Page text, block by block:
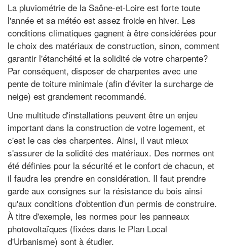
La pluviométrie de la Saône-et-Loire est forte toute
l'année et sa météo est assez froide en hiver. Les
conditions climatiques gagnent à être considérées pour
le choix des matériaux de construction, sinon, comment
garantir l'étanchéité et la solidité de votre charpente?
Par conséquent, disposer de charpentes avec une
pente de toiture minimale (afin d'éviter la surcharge de
neige) est grandement recommandé.
Une multitude d'installations peuvent être un enjeu
important dans la construction de votre logement, et
c'est le cas des charpentes. Ainsi, il vaut mieux
s'assurer de la solidité des matériaux. Des normes ont
été définies pour la sécurité et le confort de chacun, et
il faudra les prendre en considération. Il faut prendre
garde aux consignes sur la résistance du bois ainsi
qu'aux conditions d'obtention d'un permis de construire.
À titre d'exemple, les normes pour les panneaux
photovoltaïques (fixées dans le Plan Local
d'Urbanisme) sont à étudier.